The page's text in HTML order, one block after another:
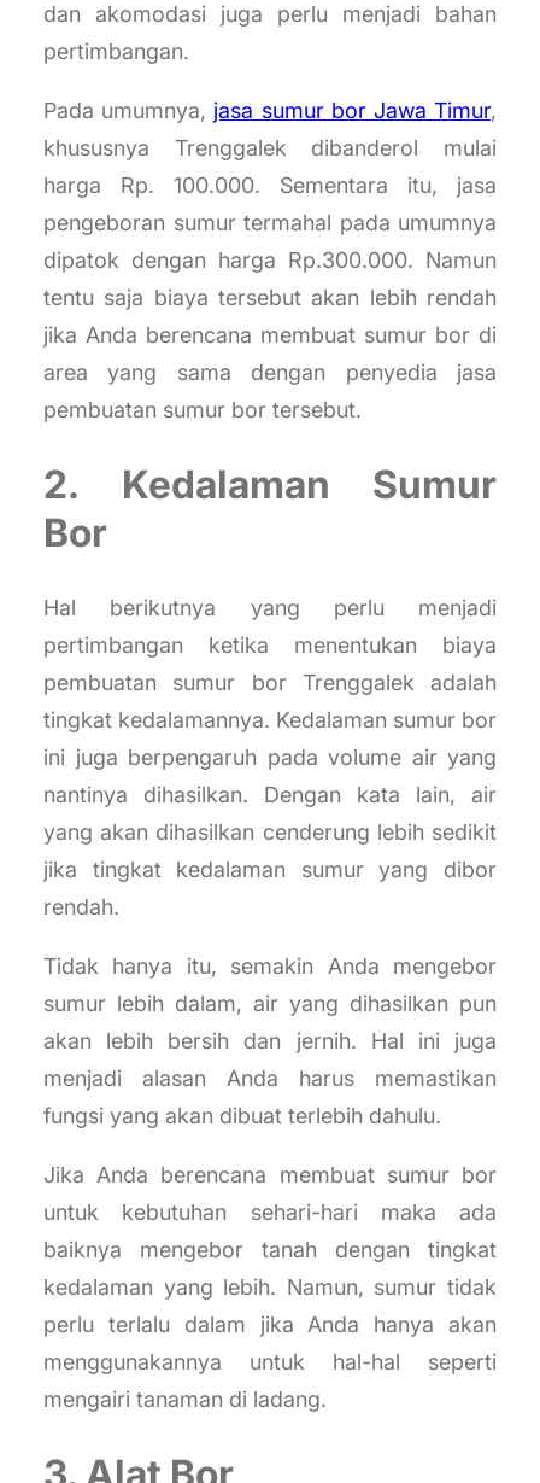
dan akomodasi juga perlu menjadi bahan
pertimbangan.
Pada umumnya, jasa sumur bor Jawa Timur,
khususnya Trenggalek dibanderol mulai
harga Rp. 100.000. Sementara itu, jasa
pengeboran sumur termahal pada umumnya
dipatok dengan harga Rp.300.000. Namun
tentu saja biaya tersebut akan lebih rendah
jika Anda berencana membuat sumur bor di
area yang sama dengan penyedia jasa
pembuatan sumur bor tersebut.
2. Kedalaman Sumur
Bor
Hal berikutnya yang perlu menjadi
pertimbangan ketika menentukan biaya
pembuatan sumur bor Trenggalek adalah
tingkat kedalamannya. Kedalaman sumur bor
ini juga berpengaruh pada volume air yang
nantinya dihasilkan. Dengan kata lain, air
yang akan dihasilkan cenderung lebih sedikit
jika tingkat kedalaman sumur yang dibor
rendah.
Tidak hanya itu, semakin Anda mengebor
sumur lebih dalam, air yang dihasilkan pun
akan lebih bersih dan jernih. Hal ini juga
menjadi alasan Anda harus memastikan
fungsi yang akan dibuat terlebih dahulu.
Jika Anda berencana membuat sumur bor
untuk kebutuhan sehari-hari maka ada
baiknya mengebor tanah dengan tingkat
kedalaman yang lebih. Namun, sumur tidak
perlu terlalu dalam jika Anda hanya akan
menggunakannya untuk hal-hal seperti
mengairi tanaman di ladang.